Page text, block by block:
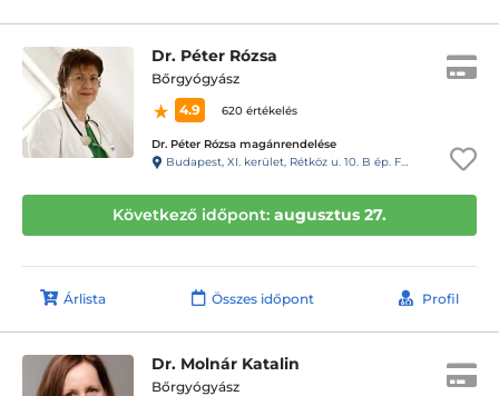
Dr. Péter Rózsa
Bőrgyógyász
4.9
620 értékelés
Dr. Péter Rózsa magánrendelése
Budapest, XI. kerület, Rétköz u. 10. B ép. Fsz. 03. Kapukód: 03#
Következő időpont: augusztus 27.
Árlista Összes időpont Profil
Dr. Molnár Katalin
Bőrgyógyász